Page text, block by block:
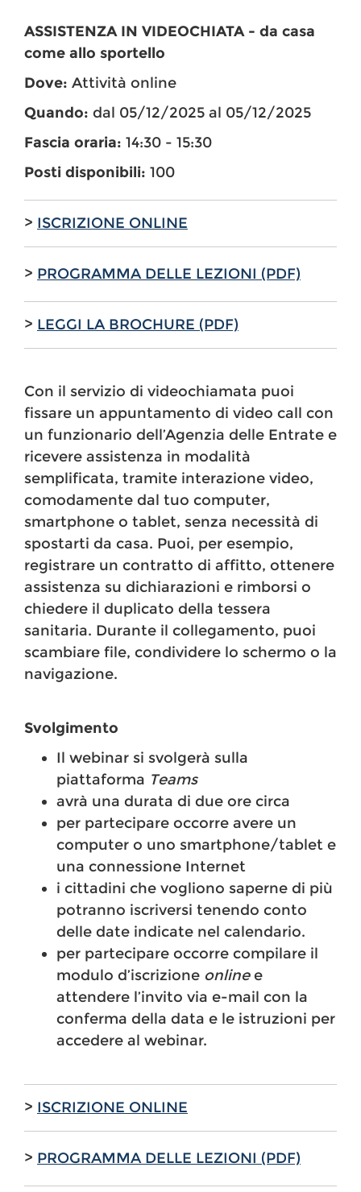
ASSISTENZA IN VIDEOCHIATA - da casa
come allo sportello
Dove: Attività online
Quando: dal 05/12/2025 al 05/12/2025
Fascia oraria: 14:30 - 15:30
Posti disponibili: 100
> ISCRIZIONE ONLINE
> PROGRAMMA DELLE LEZIONI (PDF)
> LEGGI LA BROCHURE (PDF)
Con il servizio di videochiamata puoi
fissare un appuntamento di video call con
un funzionario dell’Agenzia delle Entrate e
ricevere assistenza in modalità
semplificata, tramite interazione video,
comodamente dal tuo computer,
smartphone o tablet, senza necessità di
spostarti da casa. Puoi, per esempio,
registrare un contratto di affitto, ottenere
assistenza su dichiarazioni e rimborsi o
chiedere il duplicato della tessera
sanitaria. Durante il collegamento, puoi
scambiare file, condividere lo schermo o la
navigazione.
Svolgimento
Il webinar si svolgerà sulla
piattaforma Teams
avrà una durata di due ore circa
per partecipare occorre avere un
computer o uno smartphone/tablet e
una connessione Internet
i cittadini che vogliono saperne di più
potranno iscriversi tenendo conto
delle date indicate nel calendario.
per partecipare occorre compilare il
modulo d’iscrizione onlinee
attendere l’invito via e-mail con la
conferma della data e le istruzioni per
accedere al webinar.
> ISCRIZIONE ONLINE
> PROGRAMMA DELLE LEZIONI (PDF)